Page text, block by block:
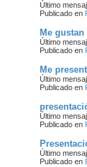
Último
Publicado en
Me
Último
Publicado en
Me
Último
Publicado en
Último
Publicado en
Último
Publicado en